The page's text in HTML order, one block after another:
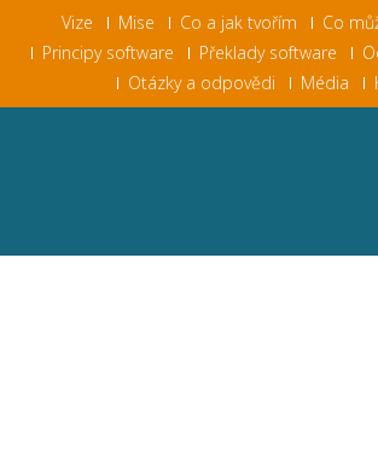
Vize Mise Co a jak tvořím
Co
Principy software
Překlady software
Otázky a odpovědi
Média